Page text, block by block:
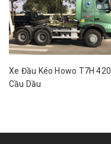
Xe Đầu Kéo Howo T7H 420
Cầu Dầu